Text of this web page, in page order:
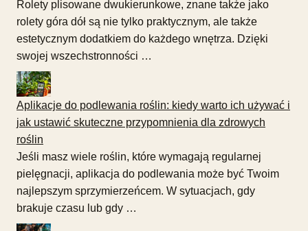
Rolety plisowane dwukierunkowe, znane także jako
rolety góra dół są nie tylko praktycznym, ale także
estetycznym dodatkiem do każdego wnętrza. Dzięki
swojej wszechstronności …
Aplikacje do podlewania roślin: kiedy warto ich używać i
jak ustawić skuteczne przypomnienia dla zdrowych
roślin
Jeśli masz wiele roślin, które wymagają regularnej
pielęgnacji, aplikacja do podlewania może być Twoim
najlepszym sprzymierzeńcem. W sytuacjach, gdy
brakuje czasu lub gdy …